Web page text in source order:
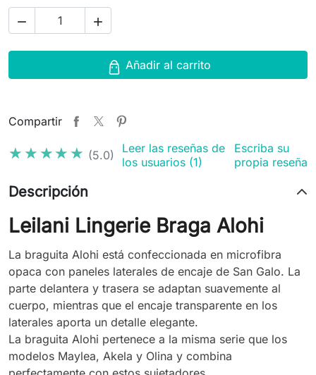
 
Añadir al carrito
Compartir
★★★★★
★★★★★ (5.0)
Leer las reseñas de
los usuarios (1)
Escriba su
propia reseña
Descripción
Leilani Lingerie Braga Alohi
La braguita Alohi está confeccionada en microfibra
opaca con paneles laterales de encaje de San Galo. La
parte delantera y trasera se adaptan suavemente al
cuerpo, mientras que el encaje transparente en los
laterales aporta un detalle elegante.
La braguita Alohi pertenece a la misma serie que los
modelos Maylea, Akela y Olina y combina